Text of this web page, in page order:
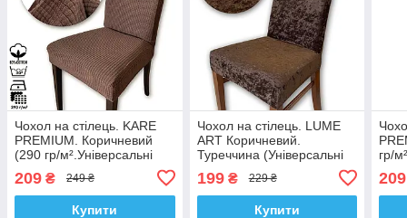
Чохол на стілець. KARE
PREMIUM. Коричневий
(290 гр/м².Універсальні
чохли на стільці, будь-якої
форми. XXL, Туреччина)
209 ₴ 249 ₴
Купити
Чохол на стілець. LUME
ART Коричневий.
Туреччина (Універсальні
велюровий, щільність 220
г/м²)
199₴ 229 ₴
Купити
гр/
209